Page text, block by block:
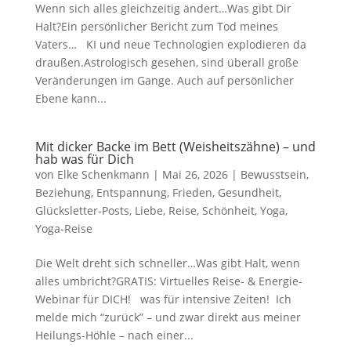
Wenn sich alles gleichzeitig ändert…Was gibt Dir
Halt?Ein persönlicher Bericht zum Tod meines
Vaters… KI und neue Technologien explodieren da
draußen.Astrologisch gesehen, sind überall große
Veränderungen im Gange. Auch auf persönlicher
Ebene kann...
Mit dicker Backe im Bett (Weisheitszähne) – und
hab was für Dich
von Elke Schenkmann | Mai 26, 2026| Bewusstsein,
Beziehung, Entspannung, Frieden, Gesundheit,
Glücksletter-Posts, Liebe, Reise, Schönheit, Yoga,
Yoga-Reise
Die Welt dreht sich schneller…Was gibt Halt, wenn
alles umbricht?GRATIS: Virtuelles Reise- & Energie-
Webinar für DICH! was für intensive Zeiten! Ich
melde mich “zurück” – und zwar direkt aus meiner
Heilungs-Höhle – nach einer...